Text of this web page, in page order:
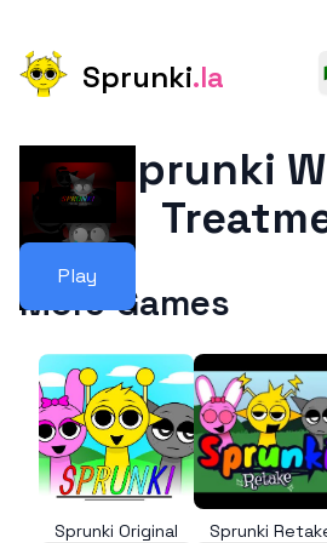
Sprunki.la
Play
Sprunki
More Games
Sprunki Original Sprunki